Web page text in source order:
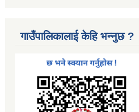
गाउँपालिकालाई केहि भन्नुछ ?